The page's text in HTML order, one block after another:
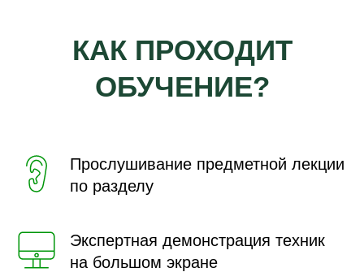
КАК ПРОХОДИТ
ОБУЧЕНИЕ?
Прослушивание предметной лекции
по разделу
Экспертная демонстрация техник
на большом экране